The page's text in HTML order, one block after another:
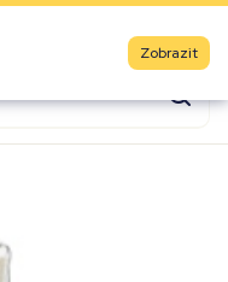
Zobrazit